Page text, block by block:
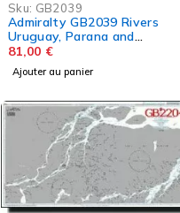
Sku: GB2039
Admiralty GB2039 Rivers
Uruguay, Parana and
Paraguay
81,00 €
Ajouter au panier